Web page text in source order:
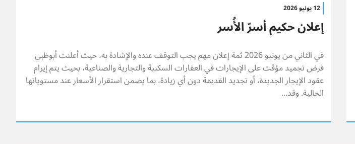
12 يونيو 2026
إعلان حكيم أسرّ الأُسر
في الثاني من يونيو 2026 ثمة إعلان مهم يجب التوقف عنده والإشادة به، حيث أعلنت أبوظبي
فرض تجميد مؤقت على الإيجارات في العقارات السكنية والتجارية والصناعية، بحيث يتم إيرام
عقود الإيجار الجديدة، أو تجديد القديمة دون أي زيادة، بما يضمن استقرار الأسعار عند مستوياتها
الحالية. وقد...